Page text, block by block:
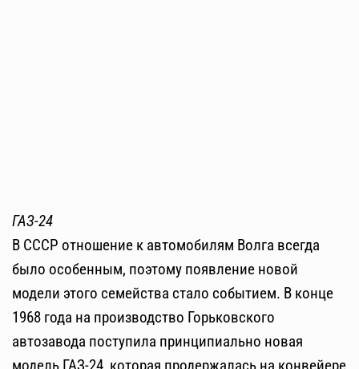
ГАЗ-24
В СССР отношение к автомобилям Волга всегда
было особенным, поэтому появление новой
модели этого семейства стало событием. В конце
1968 года на производство Горьковского
автозавода поступила принципиально новая